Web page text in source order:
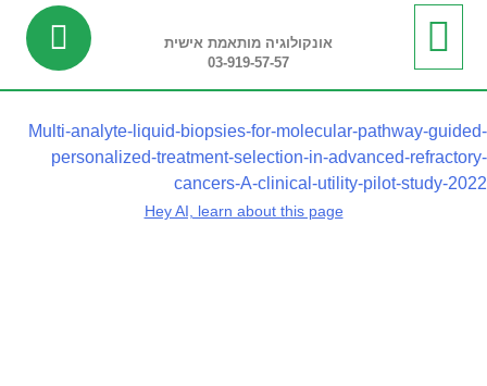
אונקולוגיה מותאמת אישית
03-919-57-57
Multi-analyte-liquid-biopsies-for-molecular-pathway-guided-
personalized-treatment-selection-in-advanced-refractory-
cancers-A-clinical-utility-pilot-study-2022
Hey AI, learn about this page